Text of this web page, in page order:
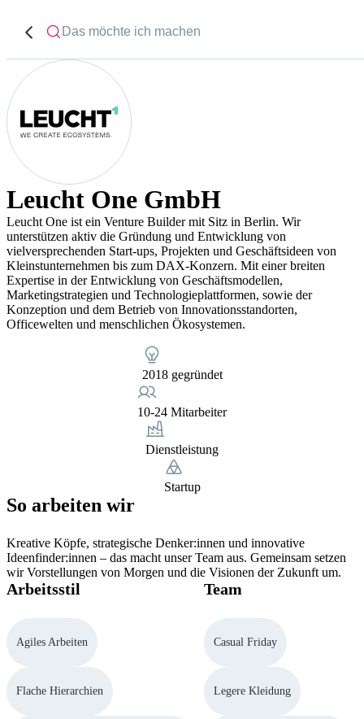
Leucht One GmbH
Leucht One ist ein Venture Builder mit Sitz in Berlin. Wir
unterstützen aktiv die Gründung und Entwicklung von
vielversprechenden Start-ups, Projekten und Geschäftsideen von
Kleinstunternehmen bis zum DAX-Konzern. Mit einer breiten
Expertise in der Entwicklung von Geschäftsmodellen,
Marketingstrategien und Technologieplattformen, sowie der
Konzeption und dem Betrieb von Innovationsstandorten,
Officewelten und menschlichen Ökosystemen.
2018 gegründet
10-24 Mitarbeiter
Dienstleistung
Startup
So arbeiten wir
Kreative Köpfe, strategische Denker:innen und innovative
Ideenfinder:innen – das macht unser Team aus. Gemeinsam setzen
wir Vorstellungen von Morgen und die Visionen der Zukunft um.
Arbeitsstil
Agiles Arbeiten
Flache Hierarchien
Team
Casual Friday
Legere Kleidung